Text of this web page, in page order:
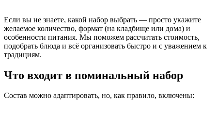
Если вы не знаете, какой набор выбрать — просто укажите
желаемое количество, формат (на кладбище или дома) и
особенности питания. Мы поможем рассчитать стоимость,
подобрать блюда и всё организовать быстро и с уважением к
традициям.
Что входит в поминальный набор
Состав можно адаптировать, но, как правило, включены: